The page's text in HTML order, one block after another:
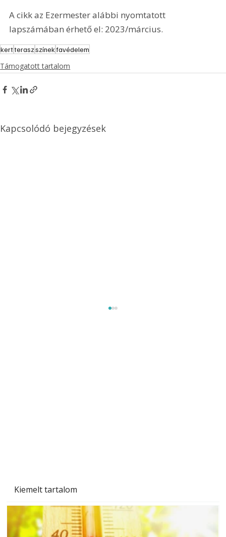
Kiemelt tartalom
A cikk az Ezermester alábbi nyomtatott
lapszámában érhető el: 2023/március.
kertteraszszínekfavédelem
Támogatott tartalom
Kapcsolódó bejegyzések